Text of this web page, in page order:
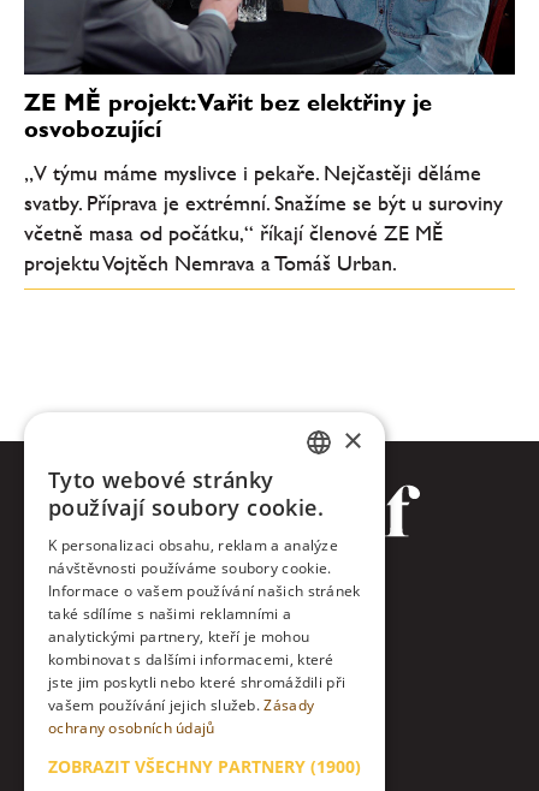
ZE MĚ projekt: Vařit bez elektřiny je
osvobozující
„V týmu máme myslivce i pekaře. Nejčastěji děláme
svatby. Příprava je extrémní. Snažíme se být u suroviny
včetně masa od počátku,“ říkají členové ZE MĚ
projektu Vojtěch Nemrava a Tomáš Urban.
Facebook
Twitter
Instagram
LinkedIn
ENGLISH
×
Tyto webové stránky
používají soubory cookie.
K personalizaci obsahu, reklam a analýze
návštěvnosti používáme soubory cookie.
Informace o vašem používání našich stránek
také sdílíme s našimi reklamními a
analytickými partnery, kteří je mohou
kombinovat s dalšími informacemi, které
jste jim poskytli nebo které shromáždili při
vašem používání jejich služeb.Zásady
ochrany osobních údajů
ZOBRAZIT VŠECHNY PARTNERY (1900)